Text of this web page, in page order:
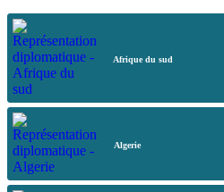
Afrique du sud
Algerie